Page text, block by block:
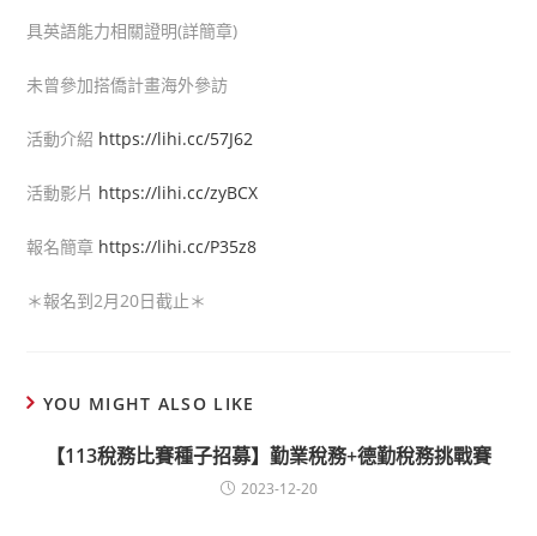
具英語能力相關證明(詳簡章)
未曾參加搭僑計畫海外參訪
活動介紹 https://lihi.cc/57J62
活動影片 https://lihi.cc/zyBCX
報名簡章 https://lihi.cc/P35z8
＊報名到2月20日截止＊
YOU MIGHT ALSO LIKE
【113稅務比賽種子招募】勤業稅務+德勤稅務挑戰賽
2023-12-20